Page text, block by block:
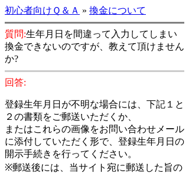
初心者向けＱ＆Ａ » 換金について
質問:生年月日を間違って入力してしまい
換金できないのですが、教えて頂けません
か?
回答:
登録生年月日が不明な場合には、下記１と
２の書類をご郵送いただくか、
またはこれらの画像をお問い合わせメール
に添付していただく形で、登録生年月日の
開示手続きを行ってください。
※郵送後には、当サイト宛に郵送した旨の